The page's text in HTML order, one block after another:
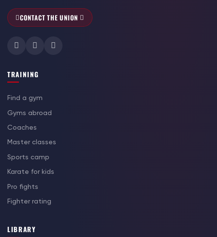
CONTACT THE UNION
TRAINING
Find a gym
Gyms abroad
Coaches
Master classes
Sports camp
Karate for kids
Pro fights
Fighter rating
LIBRARY